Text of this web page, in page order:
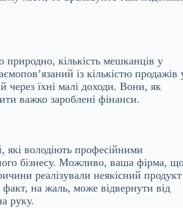
природно, кількість мешканців у
із кількістю продажів
через їхні малі доходи. Вони, як
важко зароблені фінанси.
володіють професійними
бізнесу. Можливо, ваша фірма,
реалізували неякісний продукт
на жаль, може відвернути від
руку.